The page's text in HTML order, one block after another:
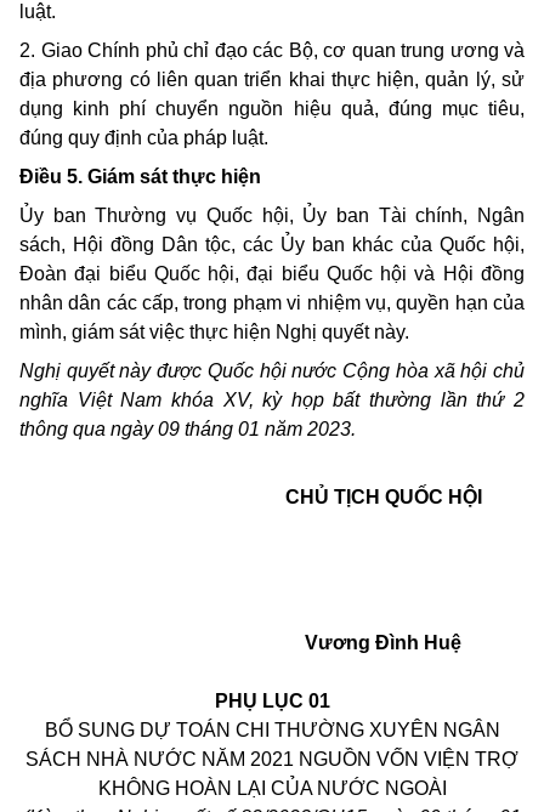
luật.
2. Giao Chính phủ chỉ đạo các Bộ, cơ quan trung ương và
địa phương có liên quan triển khai thực hiện, quản lý, sử
dụng kinh phí chuyển nguồn
hiệu quả, đúng mục tiêu,
đúng quy định của pháp luật.
Điều 5. Giám sát thực hiện
Ủy ban Thường vụ Quốc hội, Ủy ban Tài chính, Ngân
sách, Hội đồng Dân tộc, các Ủy ban khác của Quốc hội,
Đoàn đại biểu Quốc hội, đại biểu Quốc hội và Hội đồng
nhân dân các cấp, trong phạm vi nhiệm vụ, quyền hạn của
mình, giám sát việc thực hiện Nghị quyết này.
Nghị quyết này được Quốc hội nước Cộng hòa xã hội chủ
nghĩa Việt Nam khóa XV, kỳ họp bất thường lần thứ 2
thông qua ngày09 tháng 01 năm 2023.
CHỦ TỊCH QUỐC HỘI
Vương Đình Huệ
PHỤ LỤC 01
BỔ SUNG DỰ TOÁN CHI THƯỜNG XUYÊN NGÂN
SÁCH NHÀ NƯỚC NĂM 2021 NGUỒN VỐN VIỆN TRỢ
KHÔNG HOÀN LẠI CỦA NƯỚC NGOÀI